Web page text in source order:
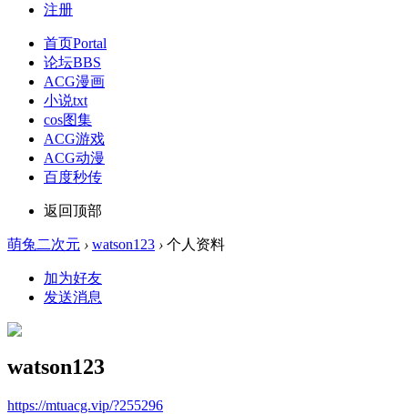
注册
首页Portal
论坛BBS
ACG漫画
小说txt
cos图集
ACG游戏
ACG动漫
百度秒传
返回顶部
萌兔二次元 › watson123 › 个人资料
加为好友
发送消息
watson123
https://mtuacg.vip/?255296